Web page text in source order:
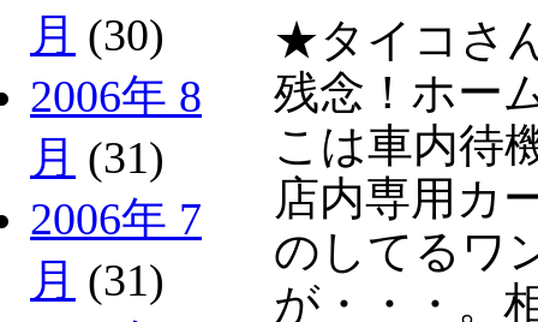
月 (30)
2006年 8
月 (31)
2006年 7
月 (31)
★タイコさ
残念！ホー
こは車内待
店内専用カ
のしてるワ
が・・・。